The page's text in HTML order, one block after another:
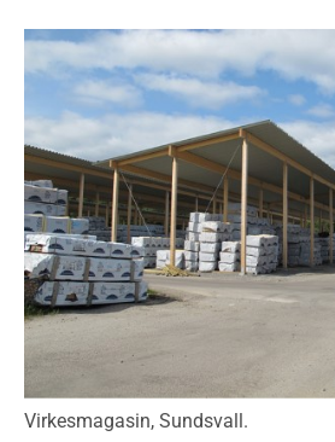
Virkesmagasin, Sundsvall.